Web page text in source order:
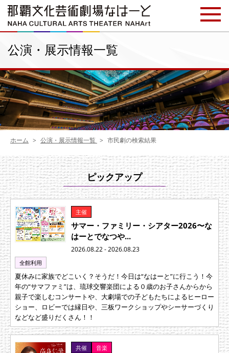
公演・展示情報一覧
ホーム 公演・展示情報一覧 市民劇の検索結果
ピックアップ
主催
サマー・ファミリー・シアター2026〜な
はーとでなつや...
2026.08.22 - 2026.08.23
全館利用
夏休みに家族でどこいく？そうだ！今日は“なはーと”に行こう！今
年の“サマファミ”は、琉球交響楽団による０歳のお子さんからから
親子で楽しむコンサートや、大劇場での子どもたちによるヒーロー
ショー、ロビーでは縁日や、三板ワークショップやシーサーづくり
などなど盛りだくさん！！
共催 音楽